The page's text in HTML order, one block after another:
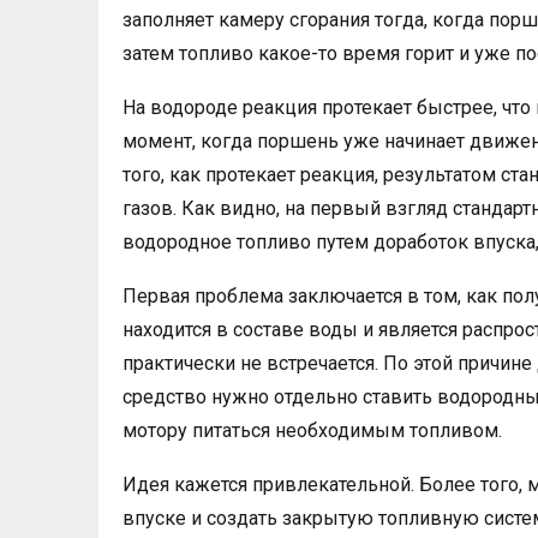
заполняет камеру сгорания тогда, когда
затем топливо какое-то время горит и уже
На водороде реакция протекает быстрее,
момент, когда поршень уже начинает
того, как протекает реакция, результатом
газов. Как видно, на первый взгляд
водородное топливо путем доработок
Первая проблема заключается в том, как
находится в составе воды и является
практически не встречается. По этой
средство нужно отдельно ставить
мотору питаться необходимым топливом.
Идея кажется привлекательной. Более
впуске и создать закрытую топливную